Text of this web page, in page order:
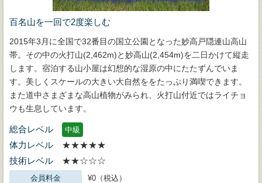
百名山を一回で2度楽しむ
2015年3月に全国で32番目の国立公園となった妙高戸隠連山高山
帯。その中の火打山(2,462m)と妙高山(2,454m)を二日かけて縦走
します。宿泊する山小屋は幻想的な湿原の中にたたずんでいま
す。美しくスケールの大きい大自然ををたっぷり満喫できます。
また道中さまざまな高山植物がみられ、火打山付近ではライチョ
ウも生息しています。
総合レベル 中級
体力レベル
★★★★★
技術レベル
★★☆☆☆
会員料金 ¥0（税込）